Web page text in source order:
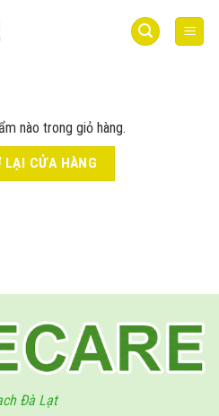
nào trong giỏ hàng.
LẠI CỬA HÀNG
Đà Lạt